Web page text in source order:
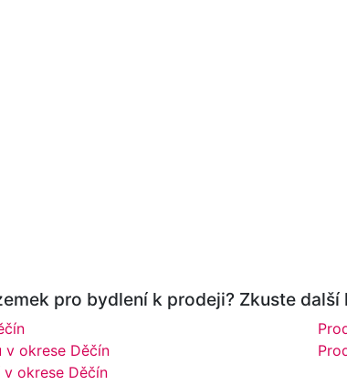
pro bydlení k prodeji? Zkuste
v okrese Děčín
okrese Děčín